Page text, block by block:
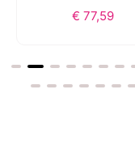
€ 77,59